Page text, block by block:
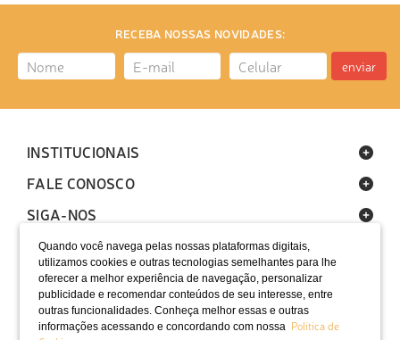
Quando você navega pelas nossas plataformas digitais,
utilizamos cookies e outras tecnologias semelhantes para lhe
oferecer a melhor experiência de navegação, personalizar
publicidade e recomendar conteúdos de seu interesse, entre
outras funcionalidades. Conheça melhor essas e outras
informações acessando e concordando com nossa Política de
RECEBA NOSSAS NOVIDADES:
enviar
INSTITUCIONAIS
FALE CONOSCO
SIGA-NOS
LOCALIZAÇÃO